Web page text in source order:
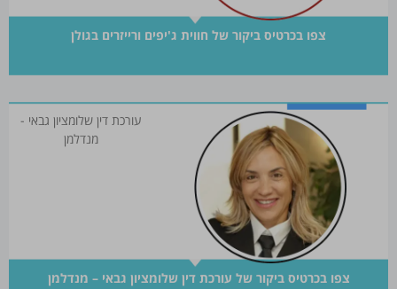
צפו בכרטיס ביקור של חווית ג'יפים ורייזרים בגולן
עורכת דין שלומציון גבאי -
מנדלמן
צפו בכרטיס ביקור של עורכת דין שלומציון גבאי – מנדלמן